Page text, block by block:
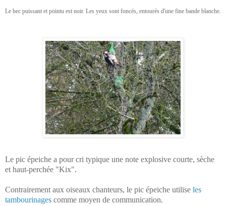
Le bec puissant et pointu est noir. Les yeux sont foncés, entourés d'une fine bande blanche.
Le pic épeiche a pour cri typique une note explosive courte, sèche
et haut-perchée "Kix".
Contrairement aux oiseaux chanteurs, le pic épeiche utilise les
tambourinages comme moyen de communication.